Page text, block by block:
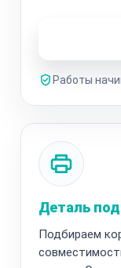
Работы
Деталь
Подбираем